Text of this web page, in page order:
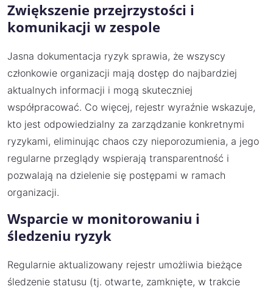
Zwiększenie przejrzystości i
komunikacji w zespole
Jasna dokumentacja ryzyk sprawia, że wszyscy
członkowie organizacji mają dostęp do najbardziej
aktualnych informacji i mogą skuteczniej
współpracować. Co więcej, rejestr wyraźnie wskazuje,
kto jest odpowiedzialny za zarządzanie konkretnymi
ryzykami, eliminując chaos czy nieporozumienia, a jego
regularne przeglądy wspierają transparentność i
pozwalają na dzielenie się postępami w ramach
organizacji.
Wsparcie w monitorowaniu i
śledzeniu ryzyk
Regularnie aktualizowany rejestr umożliwia bieżące
śledzenie statusu (tj. otwarte, zamknięte, w trakcie